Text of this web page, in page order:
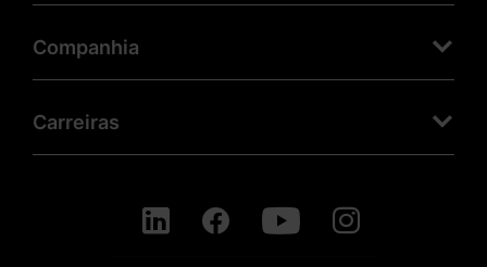
Companhia
Carreiras